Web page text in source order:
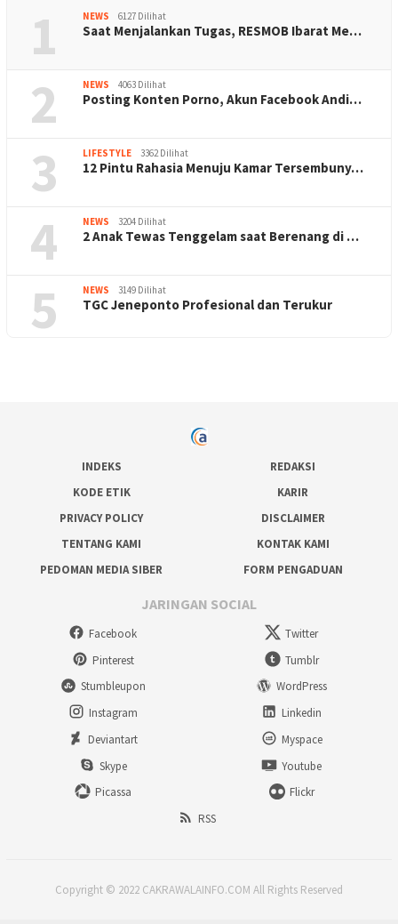
1 NEWS 6127 Dilihat
Saat Menjalankan Tugas, RESMOB Ibarat Me…
2 NEWS 4063 Dilihat
Posting Konten Porno, Akun Facebook Andi…
3 LIFESTYLE 3362 Dilihat
12 Pintu Rahasia Menuju Kamar Tersembuny…
4 NEWS 3204 Dilihat
2 Anak Tewas Tenggelam saat Berenang di …
5 NEWS 3149 Dilihat
TGC Jeneponto Profesional dan Terukur
INDEKS
REDAKSI
KODE ETIK
KARIR
PRIVACY POLICY
DISCLAIMER
TENTANG KAMI
KONTAK KAMI
PEDOMAN MEDIA SIBER
FORM PENGADUAN
JARINGAN SOCIAL
Facebook
Twitter
Pinterest
Tumblr
Stumbleupon
WordPress
Instagram
Linkedin
Deviantart
Myspace
Skype
Youtube
Picassa
Flickr
RSS
Copyright © 2022 CAKRAWALAINFO.COM All Rights Reserved